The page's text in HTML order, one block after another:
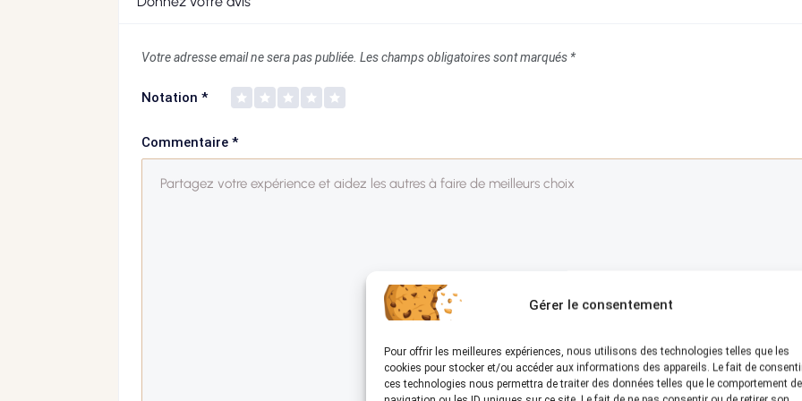
Gérer le consentement
Pour offrir les meilleures expériences, nous utilisons des technologies telles que les
cookies pour stocker et/ou accéder aux informations des appareils. Le fait de
ces technologies nous permettra de traiter des données telles que le comportement de
Votre adresse email ne sera pas publiée. Les champs obligatoires sont marqués *
Notation *
Commentaire *